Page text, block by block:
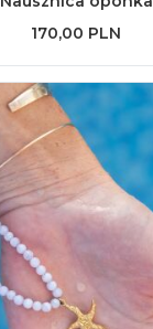
170,00 PLN